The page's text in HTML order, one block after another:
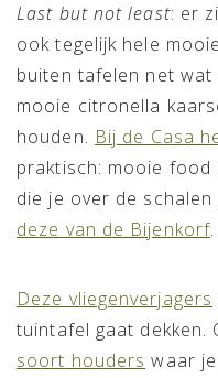
Last but not least: er
ook tegelijk hele
buiten tafelen net wat
mooie citronella
houden. Bij de Casa
praktisch: mooie food
die je over de
deze van de Bijenkorf.
Deze vliegenverjagers
tuintafel gaat dekken.
soort houders waar